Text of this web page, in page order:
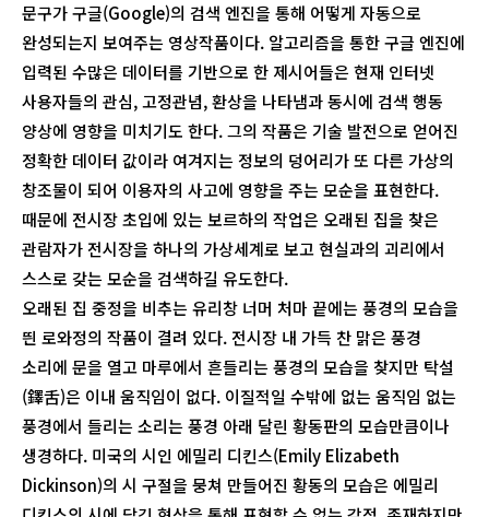
문구가 구글(Google)의 검색 엔진을 통해 어떻게 자동으로
완성되는지 보여주는 영상작품이다. 알고리즘을 통한 구글 엔진에
입력된 수많은 데이터를 기반으로 한 제시어들은 현재 인터넷
사용자들의 관심, 고정관념, 환상을 나타냄과 동시에 검색 행동
양상에 영향을 미치기도 한다. 그의 작품은 기술 발전으로 얻어진
정확한 데이터 값이라 여겨지는 정보의 덩어리가 또 다른 가상의
창조물이 되어 이용자의 사고에 영향을 주는 모순을 표현한다.
때문에 전시장 초입에 있는 보르하의 작업은 오래된 집을 찾은
관람자가 전시장을 하나의 가상세계로 보고 현실과의 괴리에서
스스로 갖는 모순을 검색하길 유도한다.
오래된 집 중정을 비추는 유리창 너머 처마 끝에는 풍경의 모습을
띈 로와정의 작품이 결려 있다. 전시장 내 가득 찬 맑은 풍경
소리에 문을 열고 마루에서 흔들리는 풍경의 모습을 찾지만 탁설
(鐸舌)은 이내 움직임이 없다. 이질적일 수밖에 없는 움직임 없는
풍경에서 들리는 소리는 풍경 아래 달린 황동판의 모습만큼이나
생경하다. 미국의 시인 에밀리 디킨스(Emily Elizabeth
Dickinson)의 시 구절을 뭉쳐 만들어진 황동의 모습은 에밀리